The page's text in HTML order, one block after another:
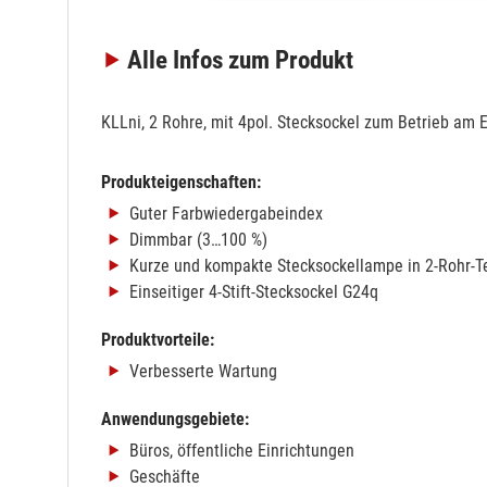
Alle Infos zum Produkt
KLLni, 2 Rohre, mit 4pol. Stecksockel zum Betrieb am
Produkteigenschaften:
Guter Farbwiedergabeindex
Dimmbar (3…100 %)
Kurze und kompakte Stecksockellampe in 2-Rohr-
Einseitiger 4-Stift-Stecksockel G24q
Produktvorteile:
Verbesserte Wartung
Anwendungsgebiete:
Büros, öffentliche Einrichtungen
Geschäfte